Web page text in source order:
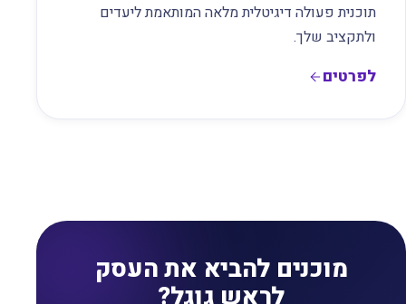
תוכנית פעולה דיגיטלית מלאה המותאמת ליעדים
ולתקציב שלך.
לפרטים
מוכנים להביא את העסק